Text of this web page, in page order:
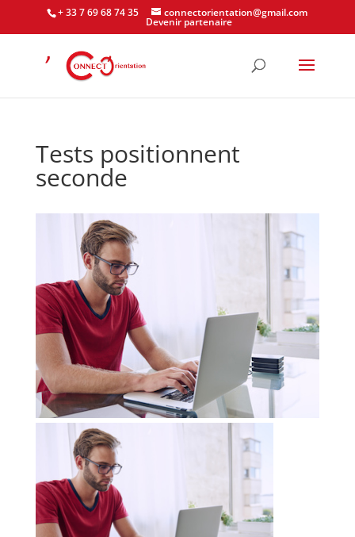
+ 33 7 69 68 74 35 connectorientation@gmail.com
Devenir partenaire
Tests positionnent
seconde